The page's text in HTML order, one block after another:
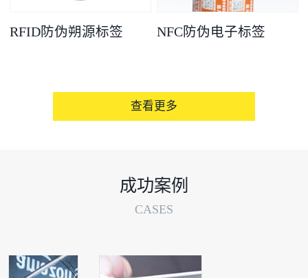
RFID防伪朔源标签 NFC防伪电子标签
查看更多
成功案例
CASES